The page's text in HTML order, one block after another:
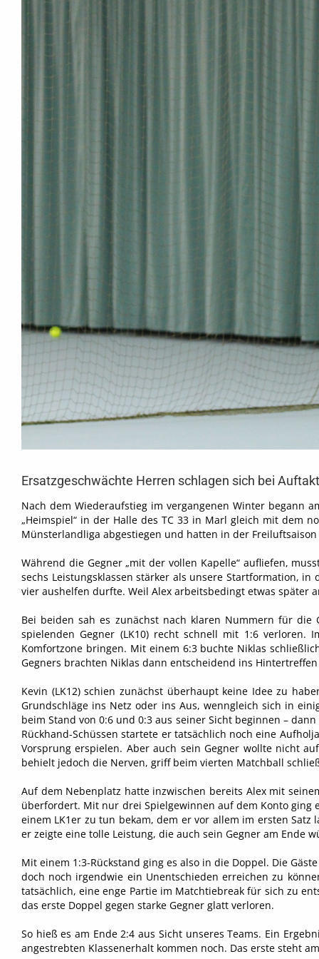
Ersatzgeschwächte Herren schlagen sich bei
Nach dem Wiederaufstieg im vergangenen Winter begann
„Heimspiel“ in der Halle des TC 33 in Marl gleich mit dem
Münsterlandliga abgestiegen und hatten in der
Während die Gegner „mit der vollen Kapelle“ aufliefen,
sechs Leistungsklassen stärker als unsere Startformation,
vier aushelfen durfte. Weil Alex arbeitsbedingt etwas später
Bei beiden sah es zunächst nach klaren Nummern für die
spielenden Gegner (LK10) recht schnell mit 1:6
Komfortzone bringen. Mit einem 6:3 buchte Niklas
Gegners brachten Niklas dann entscheidend ins
Kevin (LK12) schien zunächst überhaupt keine Idee zu
Grundschläge ins Netz oder ins Aus, wenngleich sich in
beim Stand von 0:6 und 0:3 aus seiner Sicht beginnen –
Rückhand-Schüssen startete er tatsächlich noch eine
Vorsprung erspielen. Aber auch sein Gegner wollte nicht
behielt jedoch die Nerven, griff beim vierten Matchball
Auf dem Nebenplatz hatte inzwischen bereits Alex mit
überfordert. Mit nur drei Spielgewinnen auf dem Konto ging
einem LK1er zu tun bekam, dem er vor allem im ersten
er zeigte eine tolle Leistung, die auch sein Gegner am Ende
Mit einem 1:3-Rückstand ging es also in die Doppel. Die
doch noch irgendwie ein Unentschieden erreichen zu
tatsächlich, eine enge Partie im Matchtiebreak für sich zu
das erste Doppel gegen starke Gegner glatt verloren.
So hieß es am Ende 2:4 aus Sicht unseres Teams. Ein
angestrebten Klassenerhalt kommen noch. Das erste steht